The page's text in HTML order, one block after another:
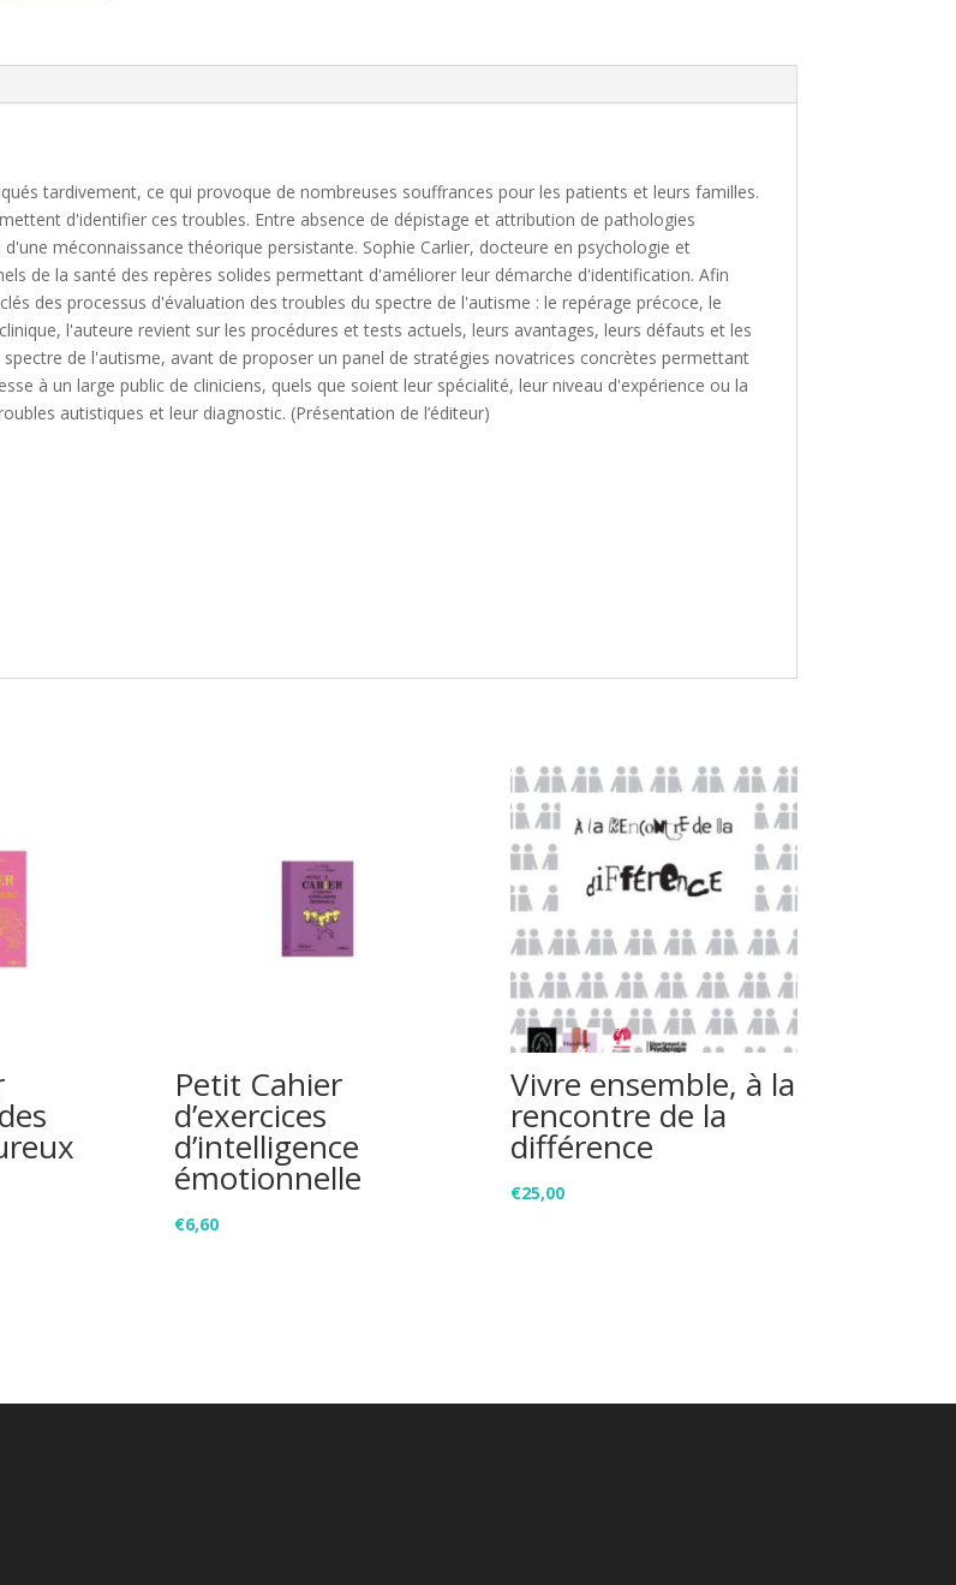
tardivement, ce qui provoque de nombreuses souffrances pour les patients et leurs familles.
d'identifier ces troubles. Entre absence de dépistage et attribution de pathologies
méconnaissance théorique persistante. Sophie Carlier, docteure en psychologie et
de la santé des repères solides permettant d'améliorer leur démarche d'identification. Afin
des processus d'évaluation des troubles du spectre de l'autisme : le repérage précoce, le
l'auteure revient sur les procédures et tests actuels, leurs avantages, leurs défauts et les
de l'autisme, avant de proposer un panel de stratégies novatrices concrètes permettant
à un large public de cliniciens, quels que soient leur spécialité, leur niveau d'expérience ou la
autistiques et leur diagnostic. (Présentation de l’éditeur)
Petit Cahier
d’exercices
d’intelligence
émotionnelle
€6,60
Vivre ensemble, à la
rencontre de la
différence
€25,00